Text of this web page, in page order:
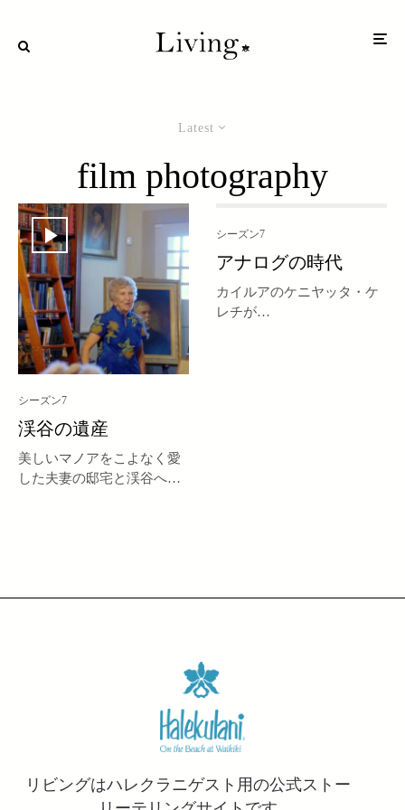
Latest
film photography
シーズン7
渓谷の遺産
美しいマノアをこよなく愛
した夫妻の邸宅と渓谷への
シーズン7
アナログの時代
カイルアのケニヤッタ・ケ
レチが
リビングはハレクラニゲスト用の公式ストー